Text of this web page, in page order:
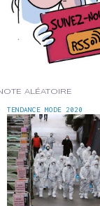
ALÉATOIRE
TENDANCE MODE 2020